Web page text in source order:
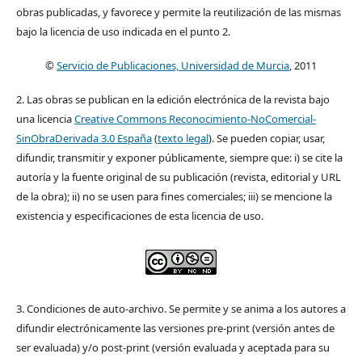
obras publicadas, y favorece y permite la reutilización de las mismas
bajo la licencia de uso indicada en el punto 2.
©Servicio de Publicaciones, Universidad de Murcia, 2011
2. Las obras se publican en la edición electrónica de la revista bajo
una licenciaCreative Commons Reconocimiento-NoComercial-
SinObraDerivada 3.0 España(texto legal). Se pueden copiar, usar,
difundir, transmitir y exponer públicamente, siempre que: i) se cite la
autoría y la fuente original de su publicación (revista, editorial y URL
de la obra); ii) no se usen para fines comerciales; iii) se mencione la
existencia y especificaciones de esta licencia de uso.
3. Condiciones de auto-archivo. Se permite y se anima a los autores a
difundir electrónicamente las versiones pre-print (versión antes de
ser evaluada) y/o post-print (versión evaluada y aceptada para su